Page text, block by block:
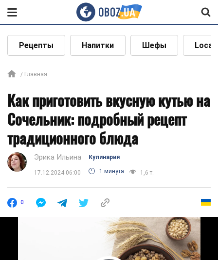
Рецепты Напитки Шефы Local
Главная
Как приготовить вкусную кутью на
Сочельник: подробный рецепт
традиционного блюда
Эрика Ильина Кулинария
17.12.2024 06:00 1 минута 1,6 т.
0